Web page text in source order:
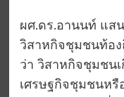
ผศ.ดร.อานนท์ แส
วิสาหกิจชุมชนท้อง
ว่า วิสาหกิจชุมชน
เศรษฐกิจชุมชนหรื